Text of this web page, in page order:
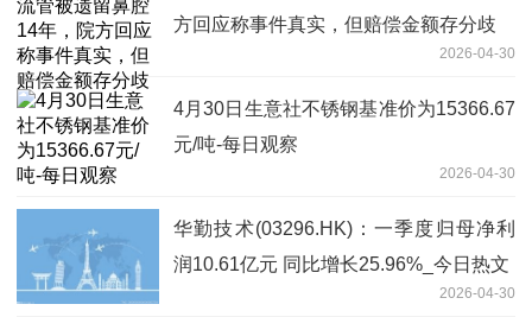
方回应称事件真实，但赔偿金额存分歧
2026-04-30
4月30日生意社不锈钢基准价为15366.67
元/吨-每日观察
2026-04-30
华勤技术(03296.HK)：一季度归母净利
润10.61亿元 同比增长25.96%_今日热文
2026-04-30